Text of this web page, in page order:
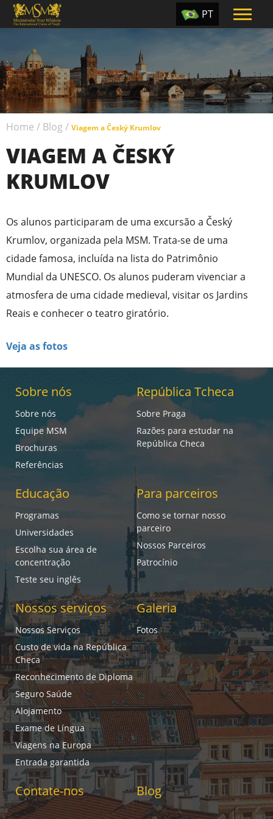
TR
PT
UA
Home / Blog / Viagem a Český Krumlov
VIAGEM A ČESKÝ
KRUMLOV
Os alunos participaram de uma excursão a Český
Krumlov, organizada pela MSM. Trata-se de uma
cidade famosa, incluída na lista do Patrimônio
Mundial da UNESCO. Os alunos puderam vivenciar a
atmosfera de uma cidade medieval, visitar os Jardins
Reais e conhecer o teatro giratório.
Veja as fotos
Sobre nós
Sobre nós
Equipe MSM
Brochuras
Referências
República Tcheca
Sobre Praga
Razões para estudar na
República Checa
Educação
Programas
Universidades
Escolha sua área de
concentração
Teste seu inglês
Para parceiros
Como se tornar nosso
parceiro
Nossos Parceiros
Patrocínio
Nossos serviços
Nossos Serviços
Custo de vida na República
Checa
Reconhecimento de Diploma
Seguro Saúde
Alojamento
Exame de Língua
Viagens na Europa
Entrada garantida
Galeria
Fotos
Contate-nos Blog